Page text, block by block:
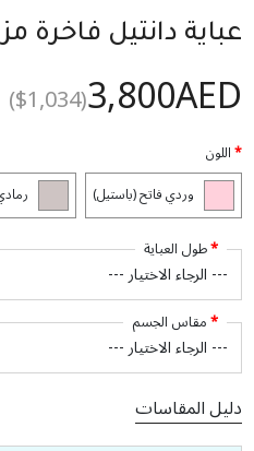
عباية دانتيل فاخرة
3,800AED
($1,034)
اللون
وردي فاتح (باستيل)
طول العباية
مقاس الجسم
دليل المقاسات